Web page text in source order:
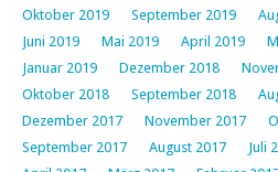
Oktober 2019
September 2019
Juni 2019
Mai 2019 April 2019
Januar 2019
Dezember 2018
Oktober 2018
September 2018
Dezember 2017
November 2017
September 2017
August 2017 Juli